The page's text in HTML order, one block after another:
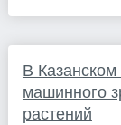
В
машинного
растений